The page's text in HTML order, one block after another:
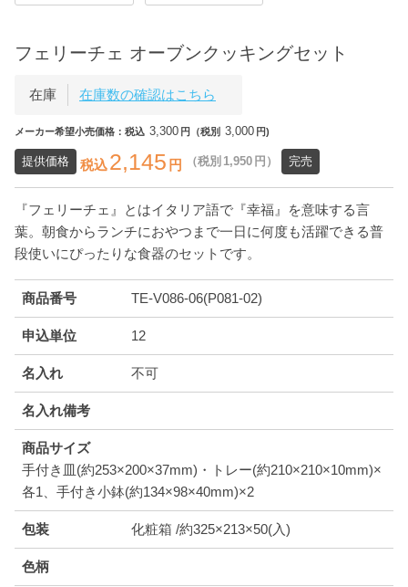
フェリーチェ オーブンクッキングセット
在庫 在庫数の確認はこちら
メーカー希望小売価格：税込 3,300 円（税別 3,000 円)
提供価格 税込2,145 円 （税別 1,950 円） 完売
『フェリーチェ』とはイタリア語で『幸福』を意味する言
葉。朝食からランチにおやつまで一日に何度も活躍できる普
段使いにぴったりな食器のセットです。
商品番号 TE-V086-06(P081-02)
申込単位 12
名入れ 不可
名入れ備考
商品サイズ
手付き皿(約253×200×37mm)・トレー(約210×210×10mm)×
各1、手付き小鉢(約134×98×40mm)×2
包装 化粧箱 /約325×213×50(入)
色柄